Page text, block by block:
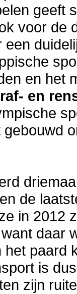
geeft
voor de
en het
en
de
in 2012
daar
paard
is
zijn